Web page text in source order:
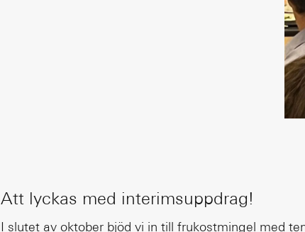
Att lyckas med interimsuppdrag!
I slutet av oktober bjöd vi in till frukostmingel med